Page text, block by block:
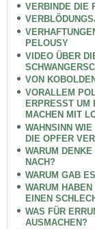
VERBINDE DIE
PELOUSY
VIDEO ÜBER
VON
VORALLEM
ERPRESST UM
MACHEN MIT
WAHNSINN
DIE OPFER
WARUM
NACH?
WARUM GAB
WARUM
EINEN
WAS FÜR
AUSMACHEN?